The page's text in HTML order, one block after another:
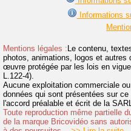
Informations
Mentions légales : Le contenu,
photos, animations, logos et autres
œuvre protégée par les lois en
L.122-4).
Aucune exploitation commerciale
données qui sont présentées sur
l'accord préalable et écrit de la
Toute reproduction même partielle
de la marque Bricovidéo sans